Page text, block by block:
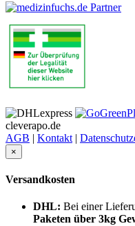
cleverapo.de
AGB | Kontakt |
×
Versandkosten
DHL: Bei einer
Paketen über 3kg